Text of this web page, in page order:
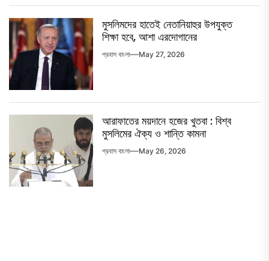
মুসলিমদের হাতেই নেতানিয়াহুর উপযুক্ত
শিক্ষা হবে, আশা এরদোগানের
প্রবাস বাংলা May 27, 2026
আরাফাতের ময়দানে হজের খুতবা : বিশ্ব
মুসলিমের ঐক্য ও শান্তি কামনা
প্রবাস বাংলা May 26, 2026